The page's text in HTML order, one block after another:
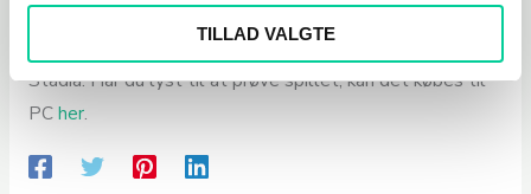
TILLAD VALGTE
Far Cry 6 blev lanceret d. 7 oktober 2021 til Playstation
4, Playstation 5, Xbox One, Xbox Series X/S, PC og
Stadia. Har du lyst til at prøve spillet, kan det købes til
PCher.